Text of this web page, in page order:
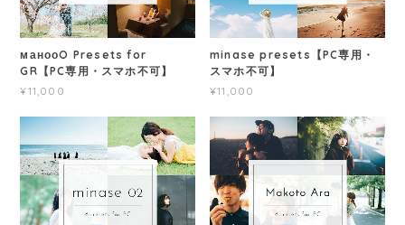
манооO Presets for
GR【PC専用・スマホ不可】
¥11,000
minase presets【PC専用・
スマホ不可】
¥11,000